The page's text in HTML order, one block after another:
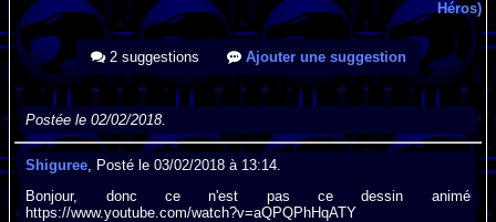
Héros)
2 suggestions Ajouter une suggestion
Postée le 02/02/2018.
Shiguree , Posté le 03/02/2018 à 13:14.
Bonjour, donc ce n'est pas ce dessin animé
https://www.youtube.com/watch?v=aQPQPhHqATY